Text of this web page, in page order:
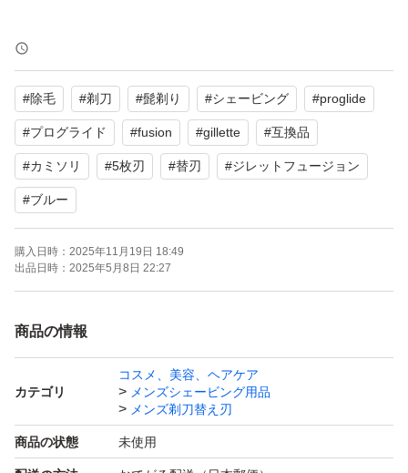
※海外のインポート品のため、多少の傷や汚れがある場合
がございます。あらかじめご了承ください。
ジレット 全フュージョンシリーズに対応！
クッション部分が更に柔らかく滑らかになった新型です。
が違います。
お手元のジレット本体を確認し、タイトルの物と相違が無
※クッションの部分が+1の部分となります。
少しでも安く、こまめに交換したいという方におススメで
す！
#除毛 #剃刀 #髭剃り #シェービング #proglide
#プログライド #fusion #gillette #互換品
#カミソリ #5枚刃 #替刃 #ジレットフュージョン
#ブルー
購入日時： 2025年11月19日 18:49
出品日時： 2025年5月8日 22:27
商品の情報
カテゴリ
コスメ、美容、ヘアケア
メンズシェービング用品
メンズ剃刀替え刃
商品の状態 未使用